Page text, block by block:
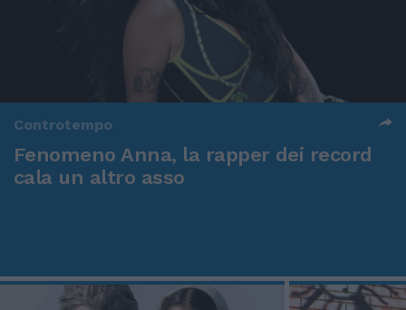
Controtempo
Fenomeno Anna, la rapper dei record
cala un altro asso